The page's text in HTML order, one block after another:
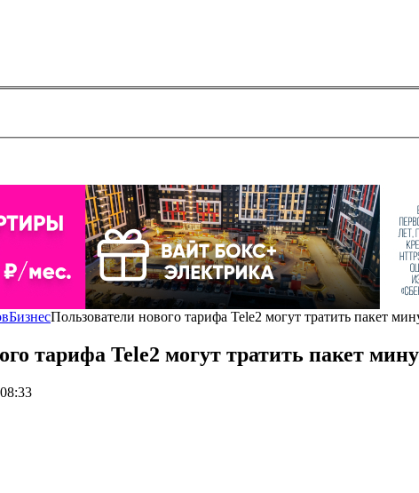
БизнесПользователи нового тарифа Tele2 могут тратить пакет
тарифа Tele2 могут тратить пакет